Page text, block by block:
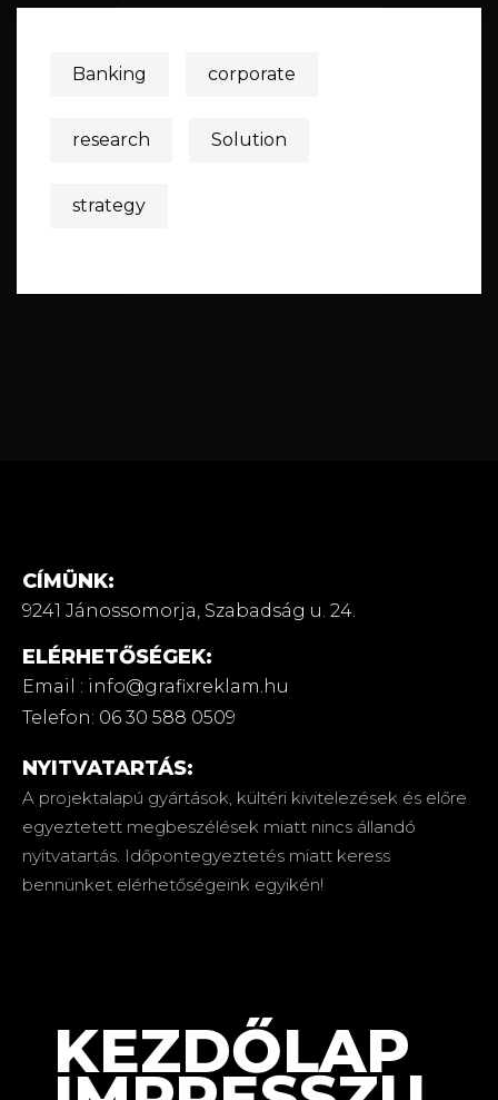
Banking corporate
research Solution
strategy
CÍMÜNK:
9241 Jánossomorja, Szabadság u. 24.
ELÉRHETŐSÉGEK:
Email : info@grafixreklam.hu
Telefon: 06 30 588 0509
NYITVATARTÁS:
A projektalapú gyártások, kültéri kivitelezések és előre
egyeztetett megbeszélések miatt nincs állandó
nyitvatartás. Időpontegyeztetés miatt keress
bennünket elérhetőségeink egyikén!
KEZDŐLAP